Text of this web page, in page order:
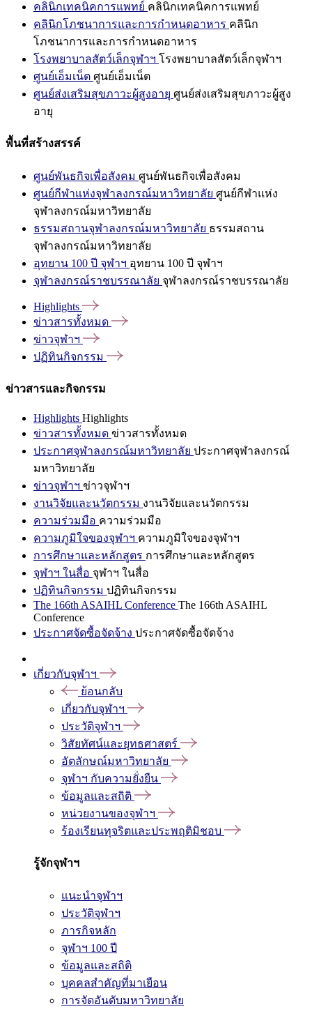
คลินิกเทคนิคการแพทย์ คลินิกเทคนิคการแพทย์
คลินิกโภชนาการและการกำหนดอาหาร คลินิก
โภชนาการและการกำหนดอาหาร
โรงพยาบาลสัตว์เล็กจุฬาฯ โรงพยาบาลสัตว์เล็กจุฬาฯ
ศูนย์เอ็มเน็ต ศูนย์เอ็มเน็ต
ศูนย์ส่งเสริมสุขภาวะผู้สูงอายุ ศูนย์ส่งเสริมสุขภาวะผู้สูง
อายุ
พื้นที่สร้างสรรค์
ศูนย์พันธกิจเพื่อสังคม ศูนย์พันธกิจเพื่อสังคม
ศูนย์กีฬาแห่งจุฬาลงกรณ์มหาวิทยาลัย ศูนย์กีฬาแห่ง
จุฬาลงกรณ์มหาวิทยาลัย
ธรรมสถานจุฬาลงกรณ์มหาวิทยาลัย ธรรมสถาน
จุฬาลงกรณ์มหาวิทยาลัย
อุทยาน 100 ปี จุฬาฯ อุทยาน 100 ปี จุฬาฯ
จุฬาลงกรณ์ราชบรรณาลัย จุฬาลงกรณ์ราชบรรณาลัย
Highlights
ข่าวสารทั้งหมด
ข่าวจุฬาฯ
ปฏิทินกิจกรรม
ข่าวสารและกิจกรรม
Highlights Highlights
ข่าวสารทั้งหมด ข่าวสารทั้งหมด
ประกาศจุฬาลงกรณ์มหาวิทยาลัย ประกาศจุฬาลงกรณ์
มหาวิทยาลัย
ข่าวจุฬาฯ ข่าวจุฬาฯ
งานวิจัยและนวัตกรรม งานวิจัยและนวัตกรรม
ความร่วมมือ ความร่วมมือ
ความภูมิใจของจุฬาฯ ความภูมิใจของจุฬาฯ
การศึกษาและหลักสูตร การศึกษาและหลักสูตร
จุฬาฯ ในสื่อ จุฬาฯ ในสื่อ
ปฏิทินกิจกรรม ปฏิทินกิจกรรม
The 166th ASAIHL Conference The 166th ASAIHL
Conference
ประกาศจัดซื้อจัดจ้าง ประกาศจัดซื้อจัดจ้าง
เกี่ยวกับจุฬาฯ
ย้อนกลับ
เกี่ยวกับจุฬาฯ
ประวัติจุฬาฯ
วิสัยทัศน์และยุทธศาสตร์
อัตลักษณ์มหาวิทยาลัย
จุฬาฯ กับความยั่งยืน
ข้อมูลและสถิติ
หน่วยงานของจุฬาฯ
ร้องเรียนทุจริตและประพฤติมิชอบ
รู้จักจุฬาฯ
แนะนำจุฬาฯ
ประวัติจุฬาฯ
ภารกิจหลัก
จุฬาฯ 100 ปี
ข้อมูลและสถิติ
บุคคลสำคัญที่มาเยือน
การจัดอันดับมหาวิทยาลัย